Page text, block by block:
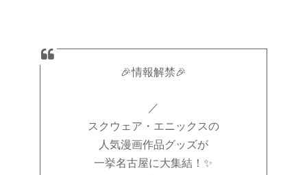
🎉情報解禁🎉
／
スクウェア・エニックスの
人気漫画作品グッズが
一挙名古屋に大集結！✨